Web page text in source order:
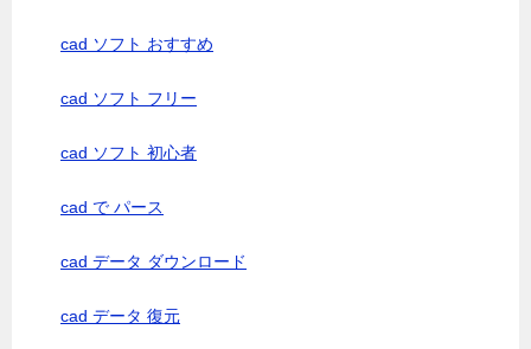
cad ソフト おすすめ
cad ソフト フリー
cad ソフト 初心者
cad で パース
cad データ ダウンロード
cad データ 復元